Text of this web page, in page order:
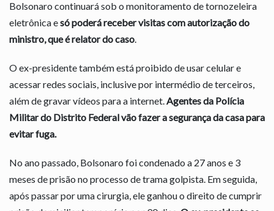
Bolsonaro continuará sob o monitoramento de tornozeleira
eletrônica esó poderá receber visitas com autorização do
ministro, que é relator do caso.
O ex-presidente também está proibido de usar celular e
acessar redes sociais, inclusive por intermédio de terceiros,
além de gravar vídeos para a internet.Agentes da Polícia
Militar do Distrito Federal vão fazer a segurança da casa para
evitar fuga.
No ano passado, Bolsonaro foi condenado a 27 anos e 3
meses de prisão no processo de trama golpista. Em seguida,
após passar por uma cirurgia, ele ganhou o direito de cumprir